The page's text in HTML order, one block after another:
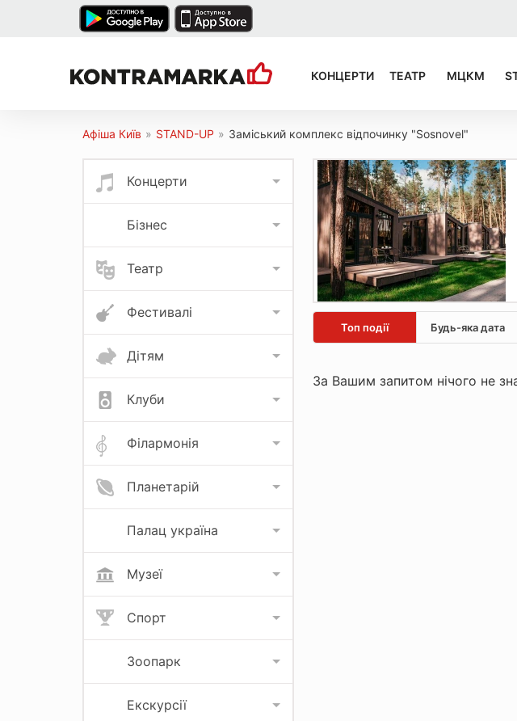
КОНЦЕРТИ ТЕАТР МЦКМ
Афіша Київ » STAND-UP » Заміський комплекс відпочинку "Sosnovel"
Концерти
Бізнес
Театр
Фестивалі
Дітям
Клуби
Філармонія
Планетарій
Палац україна
Музеї
Спорт
Зоопарк
Екскурсії
Топ події Будь-яка дата
За Вашим запитом нічого не